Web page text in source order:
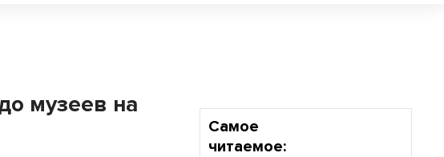
музеев на
Самое
читаемое: